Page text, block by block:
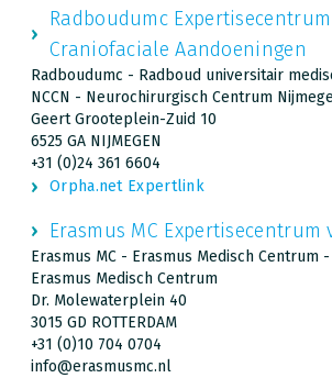
Radboudumc
Craniofaciale Aandoeningen
Radboudumc - Radboud universitair
NCCN - Neurochirurgisch Centrum
Geert Grooteplein-Zuid 10
6525 GA NIJMEGEN
+31 (0)24 361 6604
Orpha.net Expertlink
Erasmus MC Expertisecentrum
Erasmus MC - Erasmus Medisch Centrum
Erasmus Medisch Centrum
Dr. Molewaterplein 40
3015 GD ROTTERDAM
+31 (0)10 704 0704
info@erasmusmc.nl